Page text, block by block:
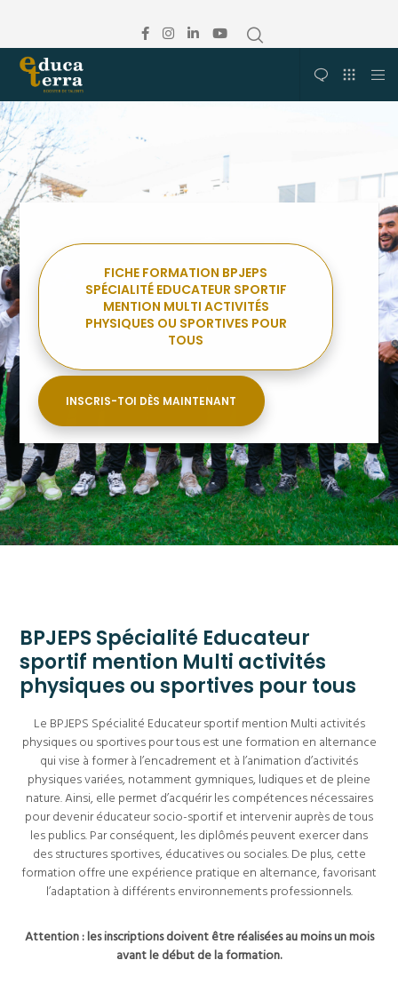
FICHE FORMATION BPJEPS
SPÉCIALITÉ EDUCATEUR SPORTIF
MENTION MULTI ACTIVITÉS
PHYSIQUES OU SPORTIVES POUR
TOUS
INSCRIS-TOI DÈS MAINTENANT
BPJEPS Spécialité Educateur
sportif mention Multi activités
physiques ou sportives pour tous
Le BPJEPS Spécialité Educateur sportif mention Multi activités
physiques ou sportives pour tous est une formation en alternance
qui vise à former à l’encadrement et à l’animation d’activités
physiques variées, notamment gymniques, ludiques et de pleine
nature. Ainsi, elle permet d’acquérir les compétences nécessaires
pour devenir éducateur socio-sportif et intervenir auprès de tous
les publics. Par conséquent, les diplômés peuvent exercer dans
des structures sportives, éducatives ou sociales. De plus, cette
formation offre une expérience pratique en alternance, favorisant
l’adaptation à différents environnements professionnels.
Attention : les inscriptions doivent être réalisées au moins un mois
avant le début de la formation.